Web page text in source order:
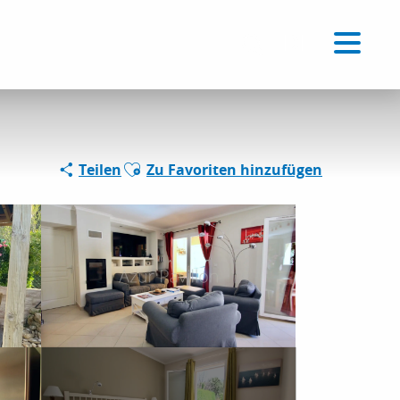
TeilenAjouter aux favoris
Zu Favoriten hinzufügen